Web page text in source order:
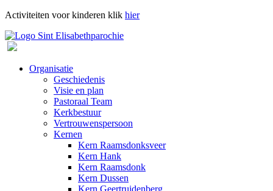
Activiteiten voor kinderen klik hier
Organisatie
Geschiedenis
Visie en plan
Pastoraal Team
Kerkbestuur
Vertrouwenspersoon
Kernen
Kern Raamsdonksveer
Kern Hank
Kern Raamsdonk
Kern Dussen
Kern Geertruidenberg